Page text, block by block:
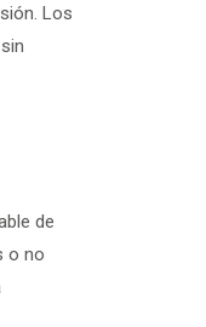
Los
de
o no